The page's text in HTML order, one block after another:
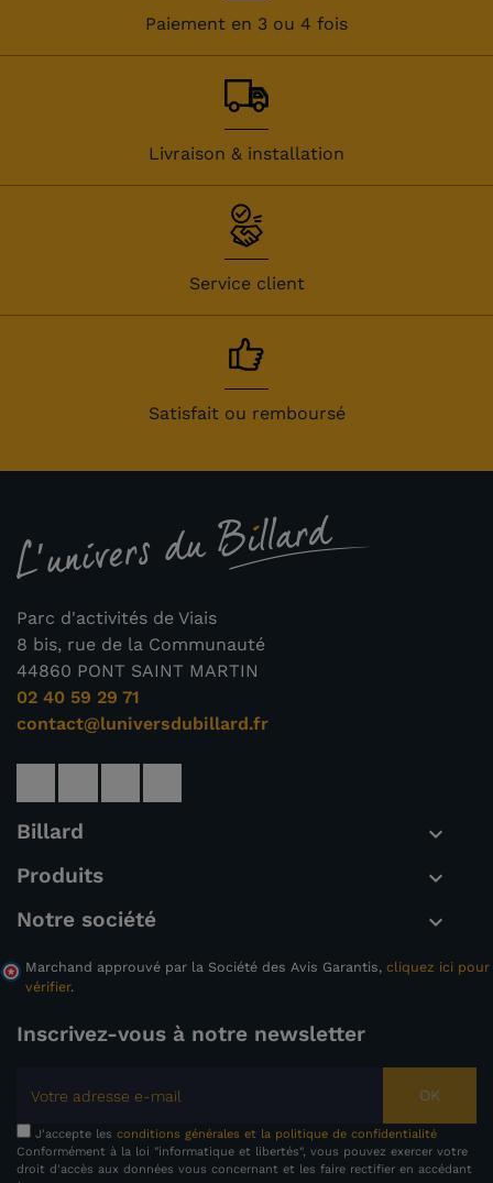
Paiement en 3 ou 4 fois
Livraison & installation
Service client
Satisfait ou remboursé
Parc d'activités de Viais
8 bis, rue de la Communauté
44860 PONT SAINT MARTIN
02 40 59 29 71
contact@luniversdubillard.fr
Billard 
Produits 
Notre société 
Marchand approuvé par la Société des Avis Garantis, cliquez ici pour
vérifier.
Inscrivez-vous à notre newsletter
OK
J'accepte les conditions générales et la politique de confidentialité
Conformément à la loi "informatique et libertés", vous pouvez exercer votre
droit d'accès aux données vous concernant et les faire rectifier en accédant